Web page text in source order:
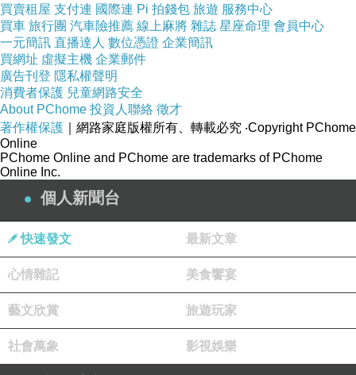
買賣租屋 支付連 國際連 Pi 拍錢包 旅遊 服務中心
買車 旅行團 汽車險推薦 線上麻將 雜誌 星座命理 會員中心
一元簡訊 直播達人 數位憑證 企業簡訊
買網址 虛擬主機 企業郵件
廣告刊登 隱私權聲明
消費者保護 兒童網路安全
About PChome 投資人聯絡 徵才
著作權保護 ｜網路家庭版權所有、轉載必究 ‧Copyright PChome
Online
PChome Online and PChome are trademarks of PChome
Online Inc.
個人新聞台
快速發文 最新文章
心情雜記 美食饗宴
藝文欣賞 旅遊玩家
社會萬象 影視娛樂